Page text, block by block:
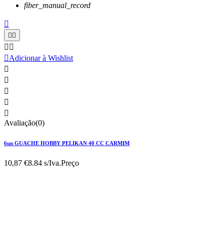
fiber_manual_record


 
Adicionar à Wishlist





Avaliação(0)
6un GUACHE HOBBY PELIKAN 40 CC CARMIM
10,87 €8.84 s/Iva.Preço